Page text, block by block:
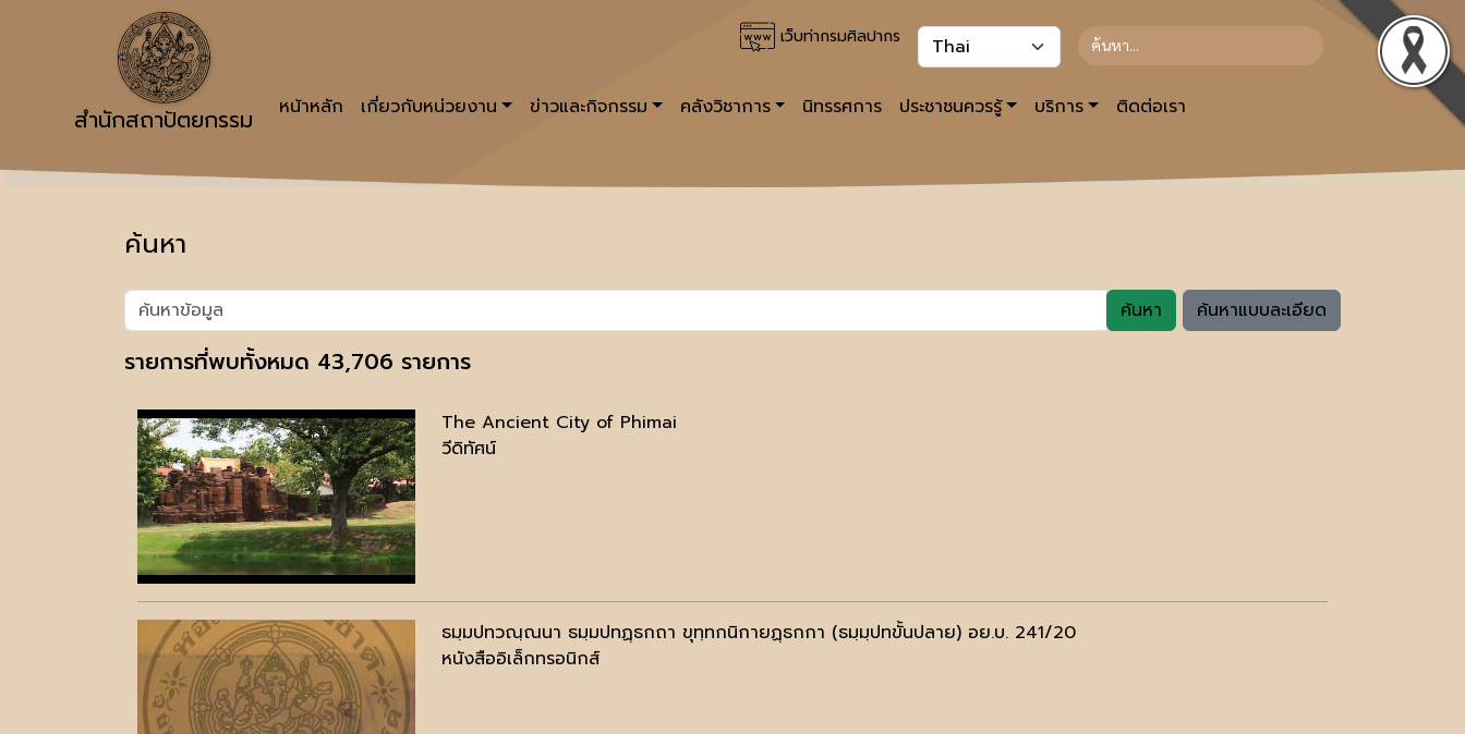
เว็บท่ากรมศิลปากร
สำนักสถาปัตยกรรม หน้าหลัก เกี่ยวกับหน่วยงาน ข่าวและกิจกรรม คลังวิชาการ นิทรรศการ ประชาชนควรรู้ บริการ ติดต่อเรา
ค้นหา
ค้นหา ค้นหาแบบละเอียด
รายการที่พบทั้งหมด 43,706 รายการ
The Ancient City of Phimai
วีดิทัศน์
ธมฺมปทวณฺณนา ธมฺมปทฏฺธกถา ขุทฺทกนิกายฏฺธกกา (ธมฺมฺปทขั้นปลาย) อย.บ. 241/20
หนังสืออิเล็กทรอนิกส์